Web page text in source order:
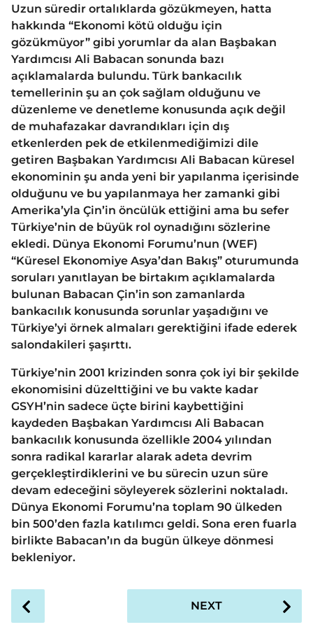
Uzun süredir ortalıklarda gözükmeyen, hatta
hakkında “Ekonomi kötü olduğu için
gözükmüyor” gibi yorumlar da alan Başbakan
Yardımcısı Ali Babacan sonunda bazı
açıklamalarda bulundu. Türk bankacılık
temellerinin şu an çok sağlam olduğunu ve
düzenleme ve denetleme konusunda açık değil
de muhafazakar davrandıkları için dış
etkenlerden pek de etkilenmediğimizi dile
getiren Başbakan Yardımcısı Ali Babacan küresel
ekonominin şu anda yeni bir yapılanma içerisinde
olduğunu ve bu yapılanmaya her zamanki gibi
Amerika’yla Çin’in öncülük ettiğini ama bu sefer
Türkiye’nin de büyük rol oynadığını sözlerine
ekledi. Dünya Ekonomi Forumu’nun (WEF)
“Küresel Ekonomiye Asya’dan Bakış” oturumunda
soruları yanıtlayan be birtakım açıklamalarda
bulunan Babacan Çin’in son zamanlarda
bankacılık konusunda sorunlar yaşadığını ve
Türkiye’yi örnek almaları gerektiğini ifade ederek
salondakileri şaşırttı.
Türkiye’nin 2001 krizinden sonra çok iyi bir şekilde
ekonomisini düzelttiğini ve bu vakte kadar
GSYH’nin sadece üçte birini kaybettiğini
kaydeden Başbakan Yardımcısı Ali Babacan
bankacılık konusunda özellikle 2004 yılından
sonra radikal kararlar alarak adeta devrim
gerçekleştirdiklerini ve bu sürecin uzun süre
devam edeceğini söyleyerek sözlerini noktaladı.
Dünya Ekonomi Forumu’na toplam 90 ülkeden
bin 500’den fazla katılımcı geldi. Sona eren fuarla
birlikte Babacan’ın da bugün ülkeye dönmesi
bekleniyor.
NEXT